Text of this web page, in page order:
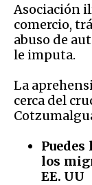
Asociación
comercio,
abuso de
le imputa.
La
cerca del
Puedes
los
EE. UU